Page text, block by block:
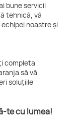
bune servicii
tehnică, vă
noastre și
completa
să vă
soluțiile
te cu lumea!